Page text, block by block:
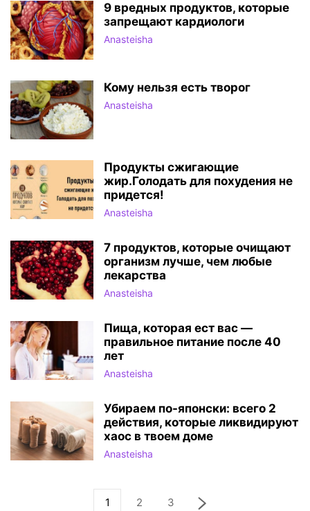
9 вредных продуктов, которые
запрещают кардиологи
Anasteisha
Кому нельзя есть творог
Anasteisha
Продукты сжигающие
жир.Голодать для похудения не
придется!
Anasteisha
7 продуктов, которые очищают
организм лyчшe, чем любыe
лекарства
Anasteisha
Пища, которая ест вас —
правильное питание после 40
лет
Anasteisha
Убираем по-японски: всего 2
действия, которые ликвидируют
хаос в твоем доме
Anasteisha
1 2 3